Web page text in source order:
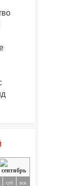
суб вск